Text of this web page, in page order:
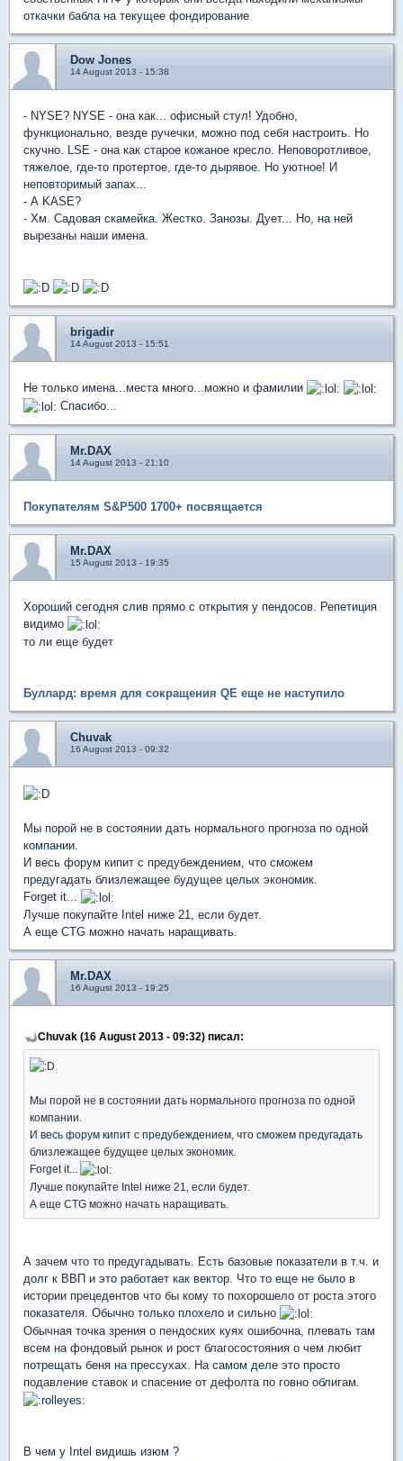
откачки бабла на текущее фондирование
Dow Jones
14 August 2013 - 15:38
- NYSE? NYSE - она как... офисный стул! Удобно,
функционально, везде ручечки, можно под себя настроить. Но
скучно. LSE - она как старое кожаное кресло. Неповоротливое,
тяжелое, где-то протертое, где-то дырявое. Но уютное! И
неповторимый запах...
- А KASE?
- Хм. Садовая скамейка. Жестко. Занозы. Дует... Но, на ней
вырезаны наши имена.
brigadir
14 August 2013 - 15:51
Не только имена...места много...можно и фамилии
Спасибо...
Mr.DAX
14 August 2013 - 21:10
Покупателям S&P500 1700+ посвящается
Mr.DAX
15 August 2013 - 19:35
Хороший сегодня слив прямо с открытия у пендосов. Репетиция
видимо
то ли еще будет
Буллард: время для сокращения QE еще не наступило
Chuvak
16 August 2013 - 09:32
Мы порой не в состоянии дать нормального прогноза по одной
компании.
И весь форум кипит с предубеждением, что сможем
предугадать близлежащее будущее целых экономик.
Forget it...
Лучше покупайте Intel ниже 21, если будет.
А еще CTG можно начать наращивать.
Mr.DAX
16 August 2013 - 19:25
Chuvak (16 August 2013 - 09:32) писал:
Мы порой не в состоянии дать нормального прогноза по одной
компании.
И весь форум кипит с предубеждением, что сможем предугадать
близлежащее будущее целых экономик.
Forget it...
Лучше покупайте Intel ниже 21, если будет.
А еще CTG можно начать наращивать.
А зачем что то предугадывать. Есть базовые показатели в т.ч. и
долг к ВВП и это работает как вектор. Что то еще не было в
истории прецедентов что бы кому то похорошело от роста этого
показателя. Обычно только плохело и сильно
Обычная точка зрения о пендоских куях ошибочна, плевать там
всем на фондовый рынок и рост благосостояния о чем любит
потрещать беня на прессухах. На самом деле это просто
подавление ставок и спасение от дефолта по говно облигам.
В чем у Intel видишь изюм ?